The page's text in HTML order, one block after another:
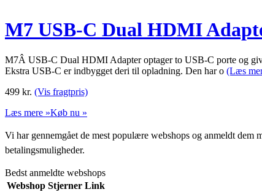
M7 USB-C Dual HDMI
M7Â USB-C Dual HDMI Adapter optager to USB-C porte og
Ekstra USB-C er indbygget deri til opladning. Den har o (Læs
499 kr. (Vis fragtpris)
Læs mere »Køb nu »
Vi har gennemgået de mest populære webshops og anmeldt dem
betalingsmuligheder.
Bedst anmeldte webshops
Webshop Stjerner Link